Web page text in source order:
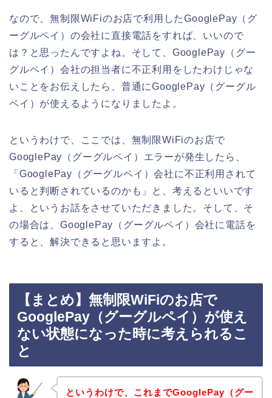
なので、無制限WiFiのお店で利用したGooglePay（グ
ーグルペイ）の会社に直接電話をすれば、いいので
は？と思ったんですよね。そして、GooglePay（グー
グルペイ）会社の担当者に不正利用をしたわけじゃな
いことをお伝えしたら、普通にGooglePay（グーグル
ペイ）が使えるようになりましたよ。
というわけで、ここでは、無制限WiFiのお店で
GooglePay（グーグルペイ）エラーが発生したら、
「GooglePay（グーグルペイ）会社に不正利用されて
いると判断されているのかも」と、考えるといいです
よ、というお話をさせていただきました。そして、そ
の場合は、GooglePay（グーグルペイ）会社に電話を
すると、解決できると思いますよ。
【まとめ】無制限WiFiのお店で
GooglePay（グーグルペイ）が使え
ない状態になった時に考えられるこ
と
というわけで、これまでGooglePay（グー